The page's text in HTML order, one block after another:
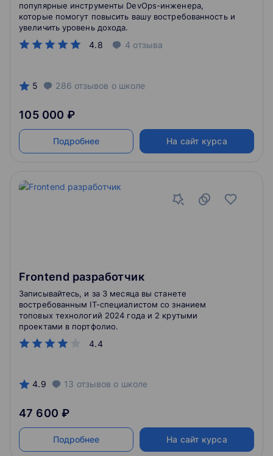
4.8 4 отзыва
популярные инструменты DevOps-инженера,
которые помогут повысить вашу востребованность и
увеличить уровень дохода.
5 286 отзывов о школе
105 000 ₽
Подробнее На сайт курса
Frontend разработчик
4.4
Записывайтесь, и за 3 месяца вы станете
востребованным IT-специалистом со знанием
топовых технологий 2024 года и 2 крутыми
проектами в портфолио.
4.9 13 отзывов о школе
47 600 ₽
Подробнее На сайт курса